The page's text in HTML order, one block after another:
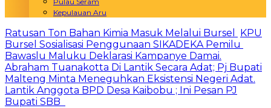
Kepulauan Aru
Ratusan Ton Bahan Kimia Masuk Melalui Bursel
KPU
Bursel Sosialisasi Penggunaan SIKADEKA Pemilu
Bawaslu Maluku Deklarasi Kampanye Damai.
Abraham Tuanakotta Di Lantik Secara Adat; Pj Bupati
Malteng Minta Meneguhkan Eksistensi Negeri Adat.
Lantik Anggota BPD Desa Kaibobu ; Ini Pesan PJ
Bupati SBB